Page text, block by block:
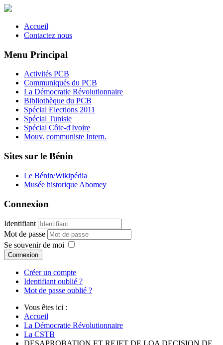
Accueil
Contactez nous
Menu Principal
Activités PCB
Communiqués du PCB
La Démocratie Révolutionnaire
Bibliothèque du PCB
Spécial Elections 2011
Spécial Tunisie
Spécial Côte-d'Ivoire
Mouv. communiste Intern.
Sites sur le Bénin
Le Bénin/Wikipédia
Musée historique Abomey
Connexion
Identifiant
Mot de passe
Se souvenir de moi
Connexion
Créer un compte
Identifiant oublié ?
Mot de passe oublié ?
Vous êtes ici :
Accueil
La Démocratie Révolutionnaire
La CSTB